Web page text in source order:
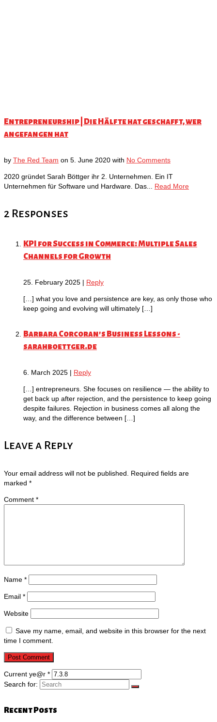
Entrepreneurship | Die Hälfte hat geschafft, wer
angefangen hat
by The Red Team on 5. June 2020 with No Comments
2020 gründet Sarah Böttger ihr 2. Unternehmen. Ein IT
Unternehmen für Software und Hardware. Das... Read More
2 Responses
KPI for Success in Commerce: Multiple Sales
Channels for Growth
25. February 2025 | Reply
[…] what you love and persistence are key, as only those who
keep going and evolving will ultimately […]
Barbara Corcoran's Business Lessons -
sarahboettger.de
6. March 2025 | Reply
[…] entrepreneurs. She focuses on resilience — the ability to
get back up after rejection, and the persistence to keep going
despite failures. Rejection in business comes all along the
way, and the difference between […]
Leave a Reply
Your email address will not be published. Required fields are
marked *
Comment *
Name *
Email *
Website
Save my name, email, and website in this browser for the next
time I comment.
Current ye@r *
Search for:
Recent Posts